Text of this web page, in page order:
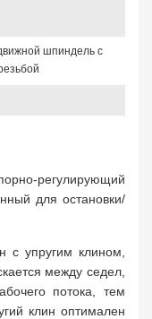
шпиндель с
регулирующий
для остановки/
с упругим клином,
между седел,
потока, тем
клин оптимален